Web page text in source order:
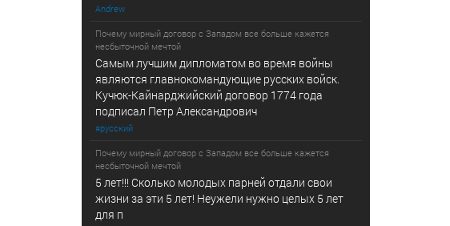
Andrew
Почему мирный договор с Западом все больше кажется
несбыточной мечтой
Самым лучшим дипломатом во время войны
являются главнокомандующие русских войск.
Кучюк-Кайнарджийский договор 1774 года
подписал Петр Александрович
ярусский
Почему мирный договор с Западом все больше кажется
несбыточной мечтой
5 лет!!! Сколько молодых парней отдали свои
жизни за эти 5 лет! Неужели нужно целых 5 лет
для п